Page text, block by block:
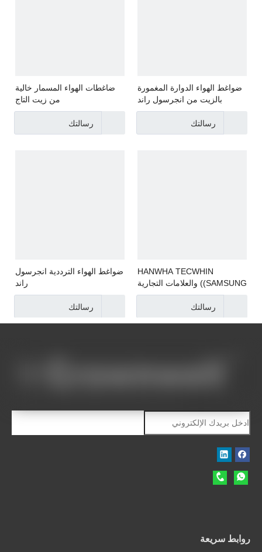
ضاغطات الهواء المسمار خالية
من زيت التاج
رسالتك
ضواغط الهواء الدوارة المغمورة
بالزيت من انجرسول راند
رسالتك
ضواغط الهواء الترددية انجرسول
راند
رسالتك
HANWHA TECWHIN
(SAMSUNG) والعلامات التجارية
الأخرى
رسالتك
روابط سريعة